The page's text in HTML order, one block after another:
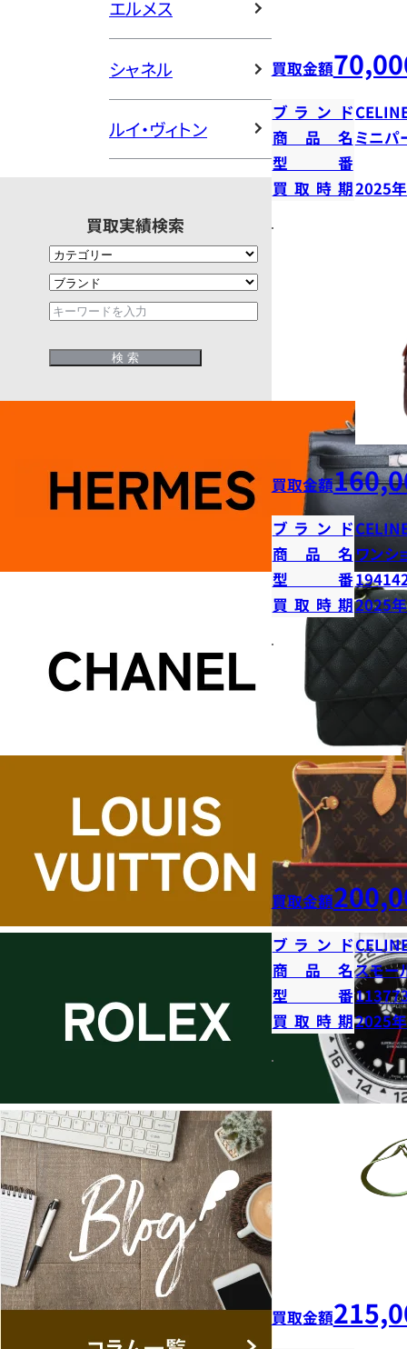
エルメス
シャネル
ルイ・ヴィトン
買取実績検索
買取金額
ブランド
商品名 ミニパ
型番
買取時期2025
買取金額
ブランド
商品名 ワンシ
型番
買取時期2025
買取金額
ブランド
商品名スモー
型番
買取時期2025
買取金額